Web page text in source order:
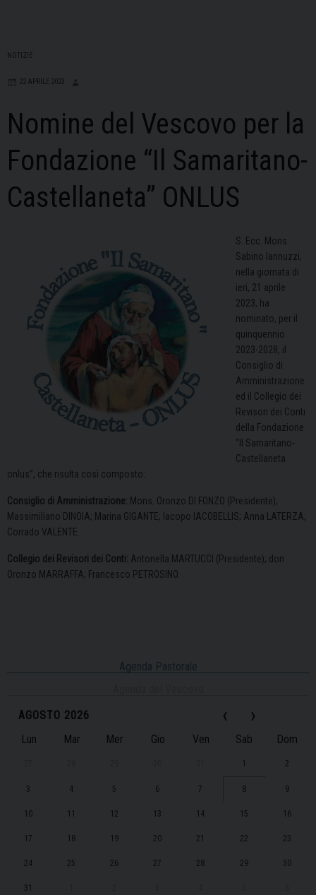
NOTIZIE
22 APRILE 2023
Nomine del Vescovo per la
Fondazione “Il Samaritano-
Castellaneta” ONLUS
S. Ecc. Mons.
Sabino Iannuzzi,
nella giornata di
ieri, 21 aprile
2023, ha
nominato, per il
quinquennio
2023-2028, il
Consiglio di
Amministrazione
ed il Collegio dei
Revisori dei Conti
della Fondazione
“Il Samaritano-
Castellaneta
onlus”, che risulta così composto:
Consiglio di Amministrazione: Mons. Oronzo DI FONZO (Presidente);
Massimiliano DINOIA; Marina GIGANTE; Iacopo IACOBELLIS; Anna LATERZA;
Corrado VALENTE.
Collegio dei Revisori dei Conti: Antonella MARTUCCI (Presidente); don
Oronzo MARRAFFA; Francesco PETROSINO.
Agenda Pastorale
‹
AGOSTO 2026 ›
Lun Mar Mer Gio Ven Sab Dom
1 2
3 4 5 6 7 8 9
10 11 12 13 14 15 16
17 18 19 20 21 22 23
24 25 26 27 28 29 30
31